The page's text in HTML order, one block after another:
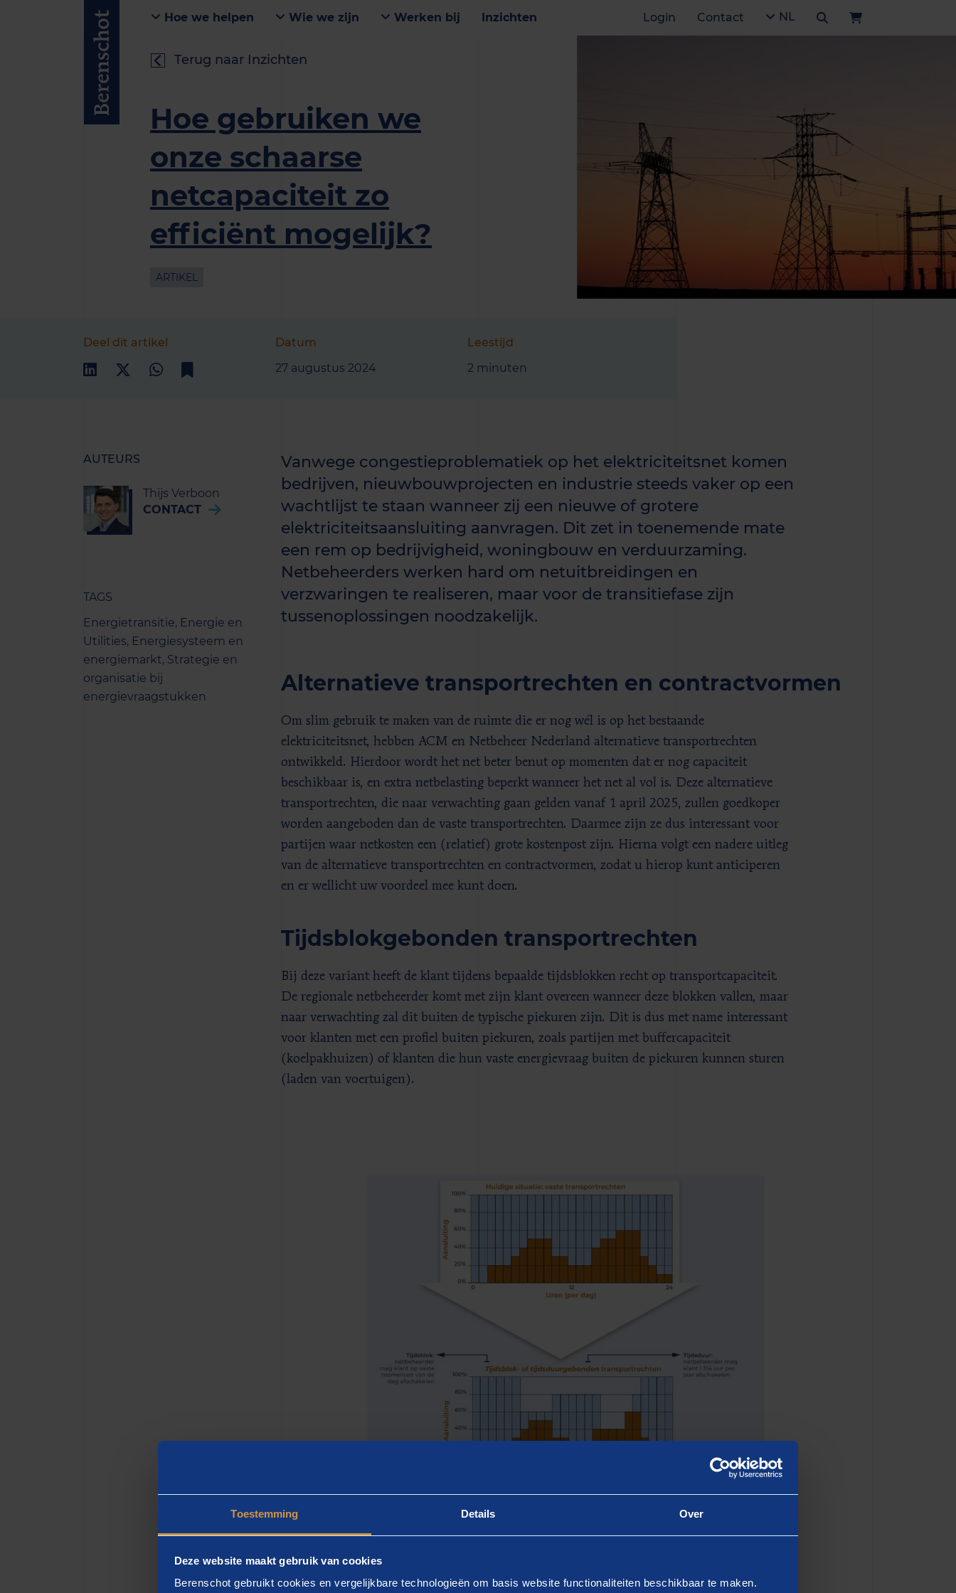
Toestemming Details Over
Deze website maakt gebruik van cookies
Berenschot gebruikt cookies en vergelijkbare technologieën om basis website functionaliteiten beschikbaar te maken.
Hoe we helpen Wie we zijn Werken bij Inzichten Login Contact NL
Terug naar Inzichten
Hoe gebruiken we
onze schaarse
netcapaciteit zo
efficiënt mogelijk?
ARTIKEL
Deel dit artikel
Datum
27 augustus 2024
Leestijd
2 minuten
AUTEURS
Thijs Verboon
CONTACT
TAGS
Energietransitie, Energie en
Utilities, Energiesysteem en
energiemarkt, Strategie en
organisatie bij
energievraagstukken
Vanwege congestieproblematiek op het elektriciteitsnet komen
bedrijven, nieuwbouwprojecten en industrie steeds vaker op een
wachtlijst te staan wanneer zij een nieuwe of grotere
elektriciteitsaansluiting aanvragen. Dit zet in toenemende mate
een rem op bedrijvigheid, woningbouw en verduurzaming.
Netbeheerders werken hard om netuitbreidingen en
verzwaringen te realiseren, maar voor de transitiefase zijn
tussenoplossingen noodzakelijk.
Alternatieve transportrechten en contractvormen
Om slim gebruik te maken van de ruimte die er nog wél is op het bestaande
elektriciteitsnet, hebben ACM en Netbeheer Nederland alternatieve transportrechten
ontwikkeld. Hierdoor wordt het net beter benut op momenten dat er nog capaciteit
beschikbaar is, en extra netbelasting beperkt wanneer het net al vol is. Deze alternatieve
transportrechten, die naar verwachting gaan gelden vanaf 1 april 2025, zullen goedkoper
worden aangeboden dan de vaste transportrechten. Daarmee zijn ze dus interessant voor
partijen waar netkosten een (relatief) grote kostenpost zijn. Hierna volgt een nadere uitleg
van de alternatieve transportrechten en contractvormen, zodat u hierop kunt anticiperen
en er wellicht uw voordeel mee kunt doen.
Tijdsblokgebonden transportrechten
Bij deze variant heeft de klant tijdens bepaalde tijdsblokken recht op transportcapaciteit.
De regionale netbeheerder komt met zijn klant overeen wanneer deze blokken vallen, maar
naar verwachting zal dit buiten de typische piekuren zijn. Dit is dus met name interessant
voor klanten met een profiel buiten piekuren, zoals partijen met buffercapaciteit
(koelpakhuizen) of klanten die hun vaste energievraag buiten de piekuren kunnen sturen
(laden van voertuigen).
Tijdsduurgebonden transportrechten